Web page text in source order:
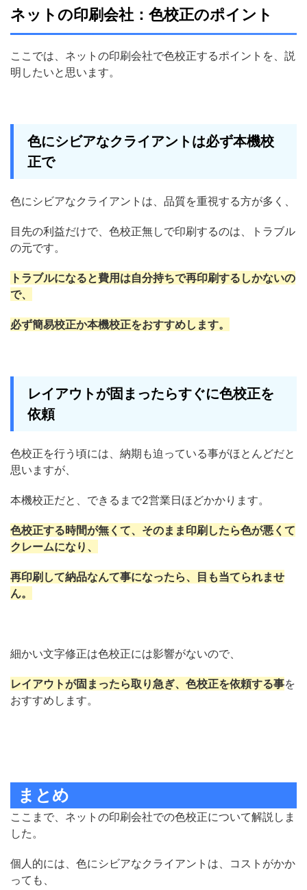
ネットの印刷会社：色校正のポイント
ここでは、ネットの印刷会社で色校正するポイントを、説
明したいと思います。
色にシビアなクライアントは必ず本機校
正で
色にシビアなクライアントは、品質を重視する方が多く、
目先の利益だけで、色校正無しで印刷するのは、トラブル
の元です。
トラブルになると費用は自分持ちで再印刷するしかないの
で、
必ず簡易校正か本機校正をおすすめします。
レイアウトが固まったらすぐに色校正を
依頼
色校正を行う頃には、納期も迫っている事がほとんどだと
思いますが、
本機校正だと、できるまで2営業日ほどかかります。
色校正する時間が無くて、そのまま印刷したら色が悪くて
クレームになり、
再印刷して納品なんて事になったら、目も当てられませ
ん。
細かい文字修正は色校正には影響がないので、
レイアウトが固まったら取り急ぎ、色校正を依頼する事を
おすすめします。
まとめ
ここまで、ネットの印刷会社での色校正について解説しま
した。
個人的には、色にシビアなクライアントは、コストがかか
っても、